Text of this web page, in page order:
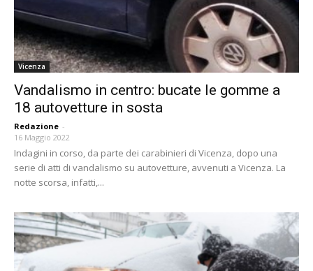
Vicenza
Vandalismo in centro: bucate le gomme a
18 autovetture in sosta
Redazione -
16 Maggio 2022
Indagini in corso, da parte dei carabinieri di Vicenza, dopo una
serie di atti di vandalismo su autovetture, avvenuti a Vicenza. La
notte scorsa, infatti,...